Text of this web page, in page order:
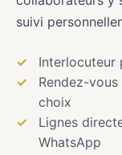
suivi
Interlocuteur
Rendez-
choix
Lignes
WhatsApp